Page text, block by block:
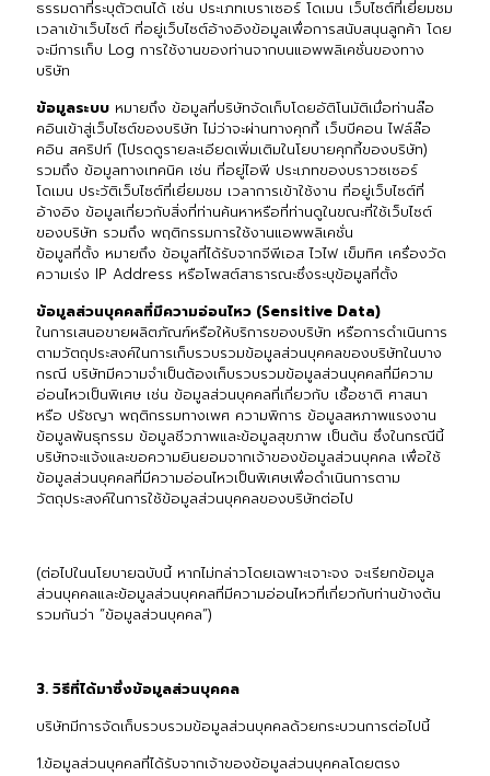
ธรรมดาที่ระบุตัวตนได้ เช่น ประเภทเบราเซอร์ โดเมน เว็บไซต์ที่เยี่ยมชม
เวลาเข้าเว็บไซต์ ที่อยู่เว็บไซต์อ้างอิงข้อมูลเพื่อการสนับสนุนลูกค้า โดย
จะมีการเก็บ Log การใช้งานของท่านจากบนแอพพลิเคชั่นของทาง
บริษัท
ข้อมูลระบบ หมายถึง ข้อมูลที่บริษัทจัดเก็บโดยอัติโนมัติเมื่อท่านล๊อ
คอินเข้าสู่เว็บไซต์ของบริษัท ไม่ว่าจะผ่านทางคุกกี้ เว็บบีคอน ไฟล์ล๊อ
คอิน สคริปท์ (โปรดดูรายละเอียดเพิ่มเติมในโยบายคุกกี้ของบริษัท)
รวมถึง ข้อมูลทางเทคนิค เช่น ที่อยู่ไอพี ประเภทของบราวซเซอร์
โดเมน ประวัติเว็บไซต์ที่เยี่ยมชม เวลาการเข้าใช้งาน ที่อยู่เว็บไซต์ที่
อ้างอิง ข้อมูลเกี่ยวกับสิ่งที่ท่านค้นหาหรือที่ท่านดูในขณะที่ใช้เว็บไซต์
ของบริษัท รวมถึง พฤติกรรมการใช้งานแอพพลิเคชั่น
ข้อมูลที่ตั้ง หมายถึง ข้อมูลที่ได้รับจากจีพีเอส ไวไฟ เข็มทิศ เครื่องวัด
ความเร่ง IP Address หรือโพสต์สาธารณะซึ่งระบุข้อมูลที่ตั้ง
ข้อมูลส่วนบุคคลที่มีความอ่อนไหว (Sensitive Data)
ในการเสนอขายผลิตภัณฑ์หรือให้บริการของบริษัท หรือการดำเนินการ
ตามวัตถุประสงค์ในการเก็บรวบรวมข้อมูลส่วนบุคคลของบริษัทในบาง
กรณี บริษัทมีความจำเป็นต้องเก็บรวบรวมข้อมูลส่วนบุคคลที่มีความ
อ่อนไหวเป็นพิเศษ เช่น ข้อมูลส่วนบุคคลที่เกี่ยวกับ เชื้อชาติ ศาสนา
หรือ ปรัชญา พฤติกรรมทางเพศ ความพิการ ข้อมูลสหภาพแรงงาน
ข้อมูลพันธุกรรม ข้อมูลชีวภาพและข้อมูลสุขภาพ เป็นต้น ซึ่งในกรณีนี้
บริษัทจะแจ้งและขอความยินยอมจากเจ้าของข้อมูลส่วนบุคคล เพื่อใช้
ข้อมูลส่วนบุคคลที่มีความอ่อนไหวเป็นพิเศษเพื่อดำเนินการตาม
วัตถุประสงค์ในการใช้ข้อมูลส่วนบุคคลของบริษัทต่อไป
(ต่อไปในนโยบายฉบับนี้ หากไม่กล่าวโดยเฉพาะเจาะจง จะเรียกข้อมูล
ส่วนบุคคลและข้อมูลส่วนบุคคลที่มีความอ่อนไหวที่เกี่ยวกับท่านข้างต้น
รวมกันว่า “ข้อมูลส่วนบุคคล”)
3. วิธีที่ได้มาซึ่งข้อมูลส่วนบุคคล
บริษัทมีการจัดเก็บรวบรวมข้อมูลส่วนบุคคลด้วยกระบวนการต่อไปนี้
1.ข้อมูลส่วนบุคคลที่ได้รับจากเจ้าของข้อมูลส่วนบุคคลโดยตรง